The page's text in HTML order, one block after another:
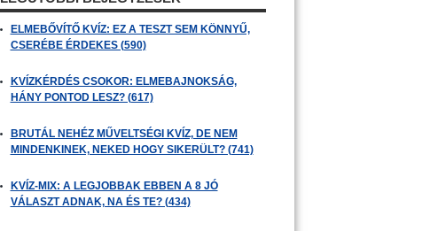
ELMEBŐVÍTŐ KVÍZ: EZ A TESZT SEM KÖNNYŰ,
CSERÉBE ÉRDEKES (590)
KVÍZKÉRDÉS CSOKOR: ELMEBAJNOKSÁG,
HÁNY PONTOD LESZ? (617)
BRUTÁL NEHÉZ MŰVELTSÉGI KVÍZ, DE NEM
MINDENKINEK, NEKED HOGY SIKERÜLT? (741)
KVÍZ-MIX: A LEGJOBBAK EBBEN A 8 JÓ
VÁLASZT ADNAK, NA ÉS TE? (434)